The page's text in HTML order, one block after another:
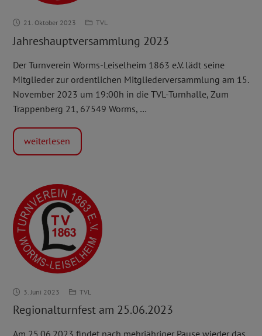
202321. Oktober 2023 TVL
Jahreshauptversammlung 2023
Der Turnverein Worms-Leiselheim 1863 e.V. lädt seine
Mitglieder zur ordentlichen Mitgliederversammlung am 15.
November 2023 um 19:00h in die TVL-Turnhalle, Zum
Trappenberg 21, 67549 Worms, …
weiterlesen
am
25.06.2023
3. Juni 2023 TVL
Regionalturnfest am 25.06.2023